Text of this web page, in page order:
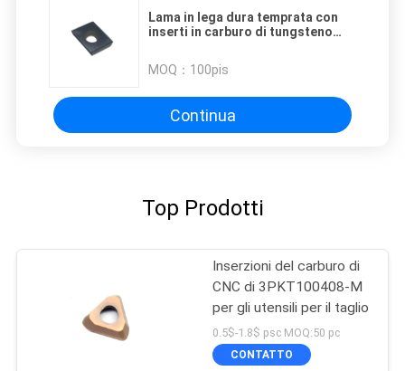
Lama in lega dura temprata con
inserti in carburo di tungsteno
MOQ： 100pis
Continua
Top Prodotti
Inserzioni del carburo di
CNC di 3PKT100408-M
per gli utensili per il taglio
0.5$-1.8$ psc MOQ:50 pc
CONTATTO